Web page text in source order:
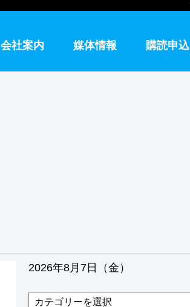
会社案内 媒体情報 購読申込
2026年8月7日（金）